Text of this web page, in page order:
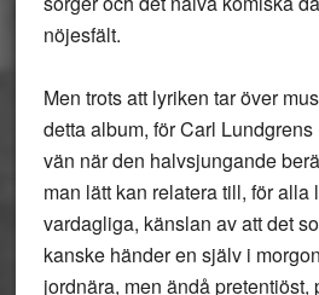
nöjesfält.
Men trots att lyriken tar över
detta album, för Carl
vän när den halvsjungande
man lätt kan relatera till, för alla
vardagliga, känslan av att det
kanske händer en själv i
jordnära, men ändå pretentiöst,